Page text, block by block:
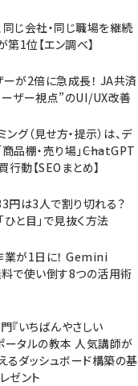
同じ会社・同じ職場を継続
第1位【エン調べ】
ーが2倍に急成長！ JA共済
ザー視点”のUI/UX改善
グ（見せ方・提示）は、デ
品棚・売り場」――ChatGPT
動【SEOまとめ】
円は3人で割り切れる？
と目」で見抜く方法
業が1日に！ Gemini
で使い倒す8つの活用術
『いちばんやさしい
タルの教本 人気講師が
るダッシュボード構築の基
ゼント